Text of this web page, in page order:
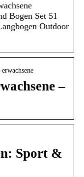
Bogen Set 51
Outdoor
–
Sport &